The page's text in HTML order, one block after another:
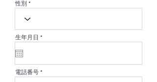
性別
生年月日 *r
e
r
e
d
電話番号